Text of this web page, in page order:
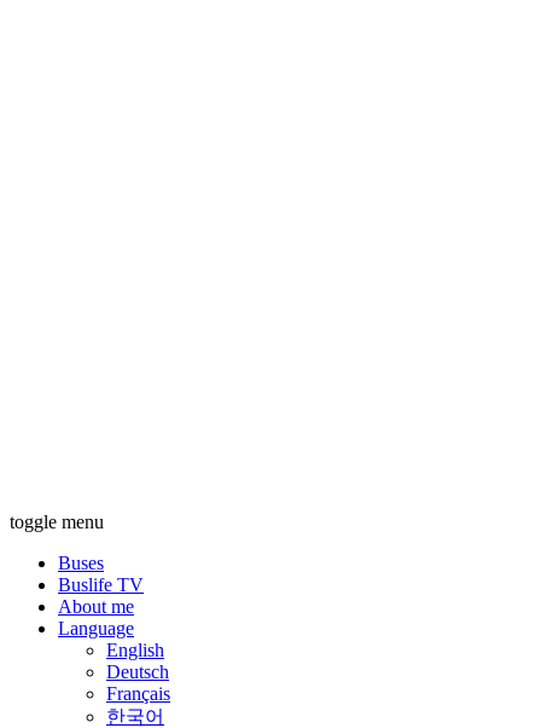
toggle menu
Buses
Buslife TV
About me
Language
English
Deutsch
Français
한국어